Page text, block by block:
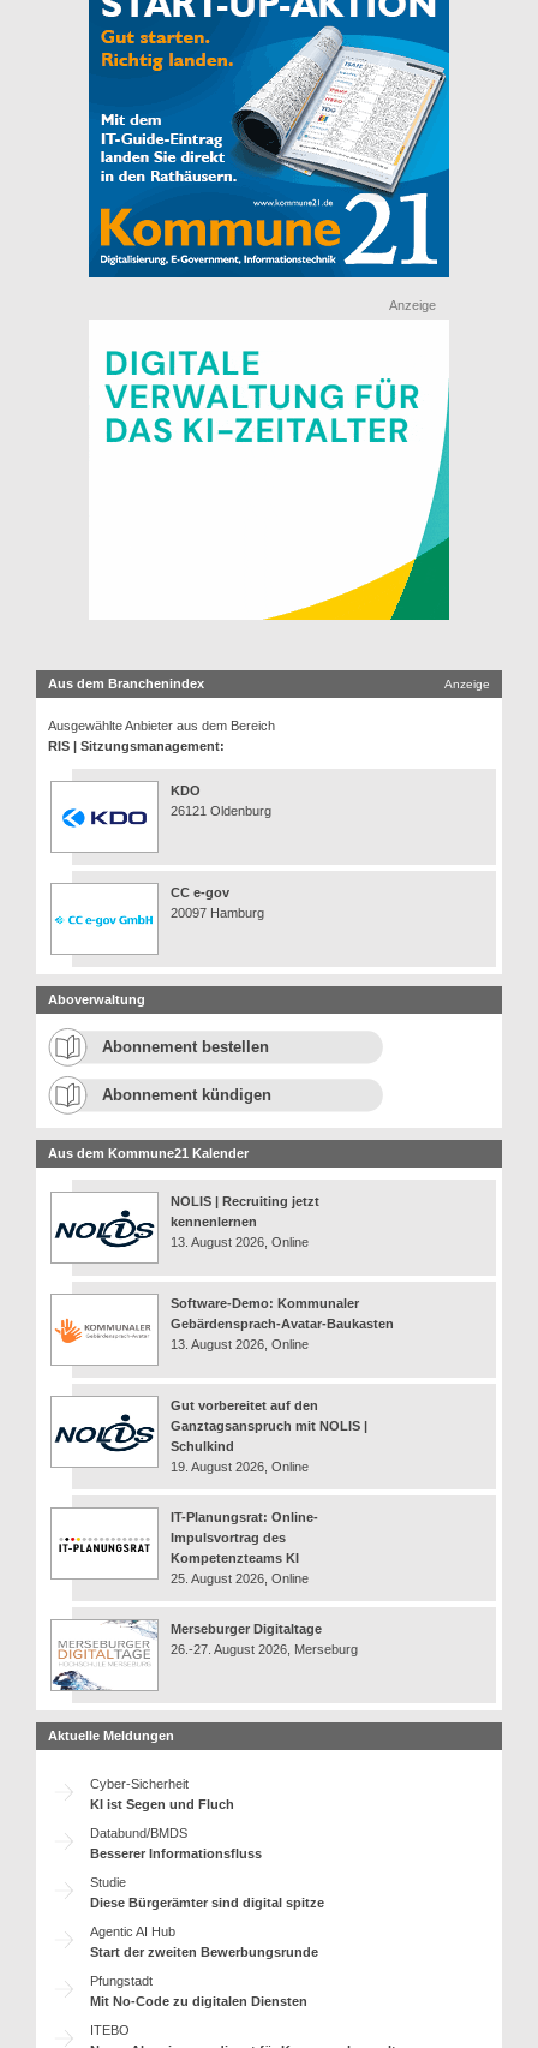
Anzeige
Aus dem Branchenindex Anzeige
Ausgewählte Anbieter aus dem Bereich
RIS | Sitzungsmanagement:
KDO
26121 Oldenburg
CC e-gov
20097 Hamburg
Aboverwaltung
Abonnement bestellen
Abonnement kündigen
Aus dem Kommune21 Kalender
NOLIS | Recruiting jetzt
kennenlernen
13. August 2026, Online
Software-Demo: Kommunaler
Gebärdensprach-Avatar-Baukasten
13. August 2026, Online
Gut vorbereitet auf den
Ganztagsanspruch mit NOLIS |
Schulkind
19. August 2026, Online
IT-Planungsrat: Online-
Impulsvortrag des
Kompetenzteams KI
25. August 2026, Online
Merseburger Digitaltage
26.-27. August 2026, Merseburg
Aktuelle Meldungen
Cyber-Sicherheit
KI ist Segen und Fluch
Databund/BMDS
Besserer Informationsfluss
Studie
Diese Bürgerämter sind digital spitze
Agentic AI Hub
Start der zweiten Bewerbungsrunde
Pfungstadt
Mit No-Code zu digitalen Diensten
ITEBO